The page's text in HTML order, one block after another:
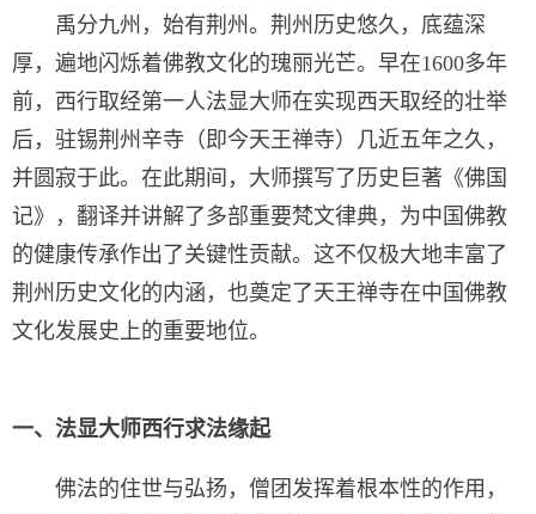
禹分九州，始有荆州。荆州历史悠久，底蕴深
厚，遍地闪烁着佛教文化的瑰丽光芒。早在1600多年
前，西行取经第一人法显大师在实现西天取经的壮举
后，驻锡荆州辛寺（即今天王禅寺）几近五年之久，
并圆寂于此。在此期间，大师撰写了历史巨著《佛国
记》，翻译并讲解了多部重要梵文律典，为中国佛教
的健康传承作出了关键性贡献。这不仅极大地丰富了
荆州历史文化的内涵，也奠定了天王禅寺在中国佛教
文化发展史上的重要地位。
一、法显大师西行求法缘起
佛法的住世与弘扬，僧团发挥着根本性的作用，